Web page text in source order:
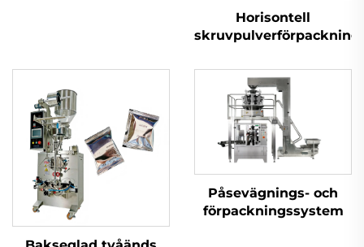
Horisontell
Påsevägnings- och
förpackningssystem